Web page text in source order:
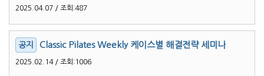
2025.04.07 / 조회:487
Classic Pilates Weekly 케이스별 해결전략 세미나
2025.02.14 / 조회:1006